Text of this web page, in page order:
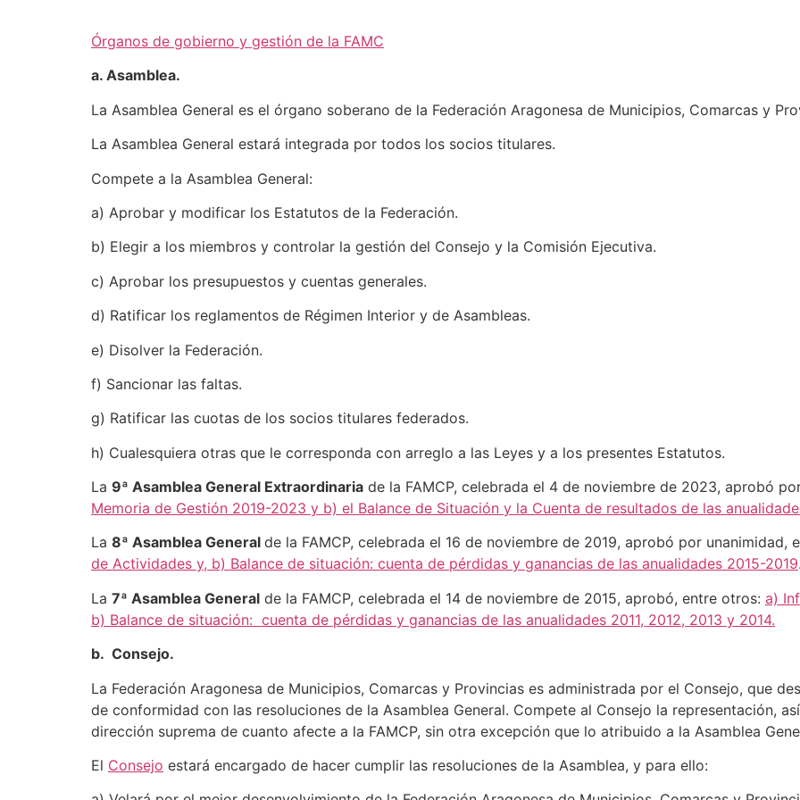
Órganos de gobierno y gestión de la FAMC
a. Asamblea.
La Asamblea General es el órgano soberano de la Federación Aragonesa de Municipios, Comarcas y
La Asamblea General estará integrada por todos los socios titulares.
Compete a la Asamblea General:
a) Aprobar y modificar los Estatutos de la Federación.
b) Elegir a los miembros y controlar la gestión del Consejo y la Comisión Ejecutiva.
c) Aprobar los presupuestos y cuentas generales.
d) Ratificar los reglamentos de Régimen Interior y de Asambleas.
e) Disolver la Federación.
f) Sancionar las faltas.
g) Ratificar las cuotas de los socios titulares federados.
h) Cualesquiera otras que le corresponda con arreglo a las Leyes y a los presentes Estatutos.
La 9ª Asamblea General Extraordinaria de la FAMCP, celebrada el 4 de noviembre de 2023, aprobó
Memoria de Gestión 2019-2023 y b) el Balance de Situación y la Cuenta de resultados de las
La 8ª Asamblea General de la FAMCP, celebrada el 16 de noviembre de 2019, aprobó por unanimidad,
de Actividades y, b) Balance de situación: cuenta de pérdidas y ganancias de las anualidades 2015-2019.
La 7ª Asamblea General de la FAMCP, celebrada el 14 de noviembre de 2015, aprobó, entre otros: a)
b) Balance de situación: cuenta de pérdidas y ganancias de las anualidades 2011, 2012, 2013 y 2014.
b. Consejo.
La Federación Aragonesa de Municipios, Comarcas y Provincias es administrada por el Consejo, que
de conformidad con las resoluciones de la Asamblea General. Compete al Consejo la representación,
dirección suprema de cuanto afecte a la FAMCP, sin otra excepción que lo atribuido a la Asamblea
El Consejo estará encargado de hacer cumplir las resoluciones de la Asamblea, y para ello: